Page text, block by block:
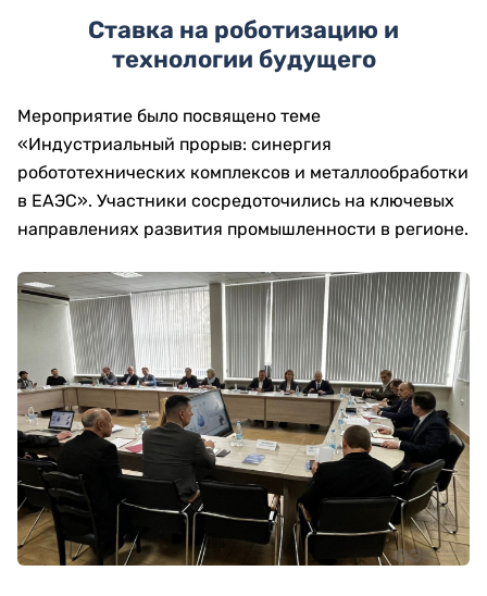
Ставка на роботизацию и
технологии будущего
Мероприятие было посвящено теме
«Индустриальный прорыв: синергия
робототехнических комплексов и металлообработки
в ЕАЭС». Участники сосредоточились на ключевых
направлениях развития промышленности в регионе.